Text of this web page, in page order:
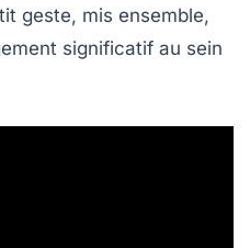
geste, mis ensemble,
significatif au sein